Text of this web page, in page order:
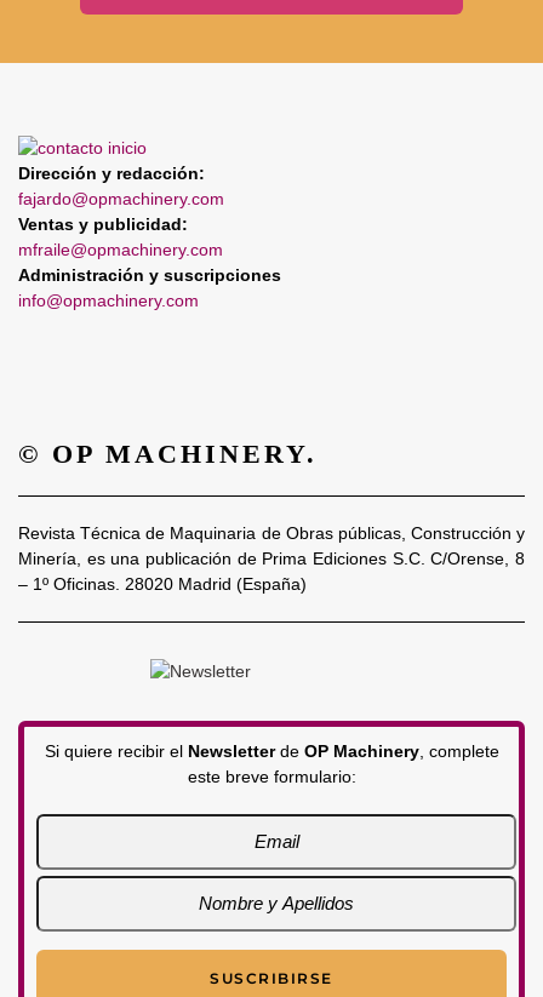
Dirección y redacción:
fajardo@opmachinery.com
Ventas y publicidad:
mfraile@opmachinery.com
Administración y suscripciones
info@opmachinery.com
© OP MACHINERY.
Revista Técnica de Maquinaria de Obras públicas, Construcción y
Minería, es una publicación de Prima Ediciones S.C. C/Orense, 8
– 1º Oficinas. 28020 Madrid (España)
Si quiere recibir el Newsletterde OP Machinery, complete
este breve formulario: